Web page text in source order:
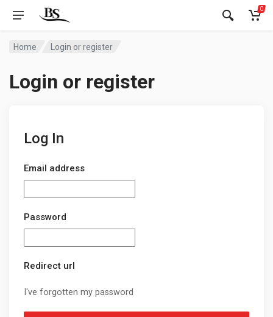
0
Home Login or register
Login or register
Log In
Email address
Password
Redirect url
I've forgotten my password